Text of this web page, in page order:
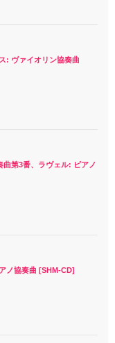
: ヴァイオリン協奏曲
曲第3番、ラヴェル: ピアノ
ノ協奏曲 [SHM-CD]